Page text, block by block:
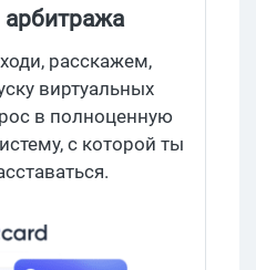
расскажем,
виртуальных
в полноценную
с которой ты
медиабаеру
карты на 30+ BIN